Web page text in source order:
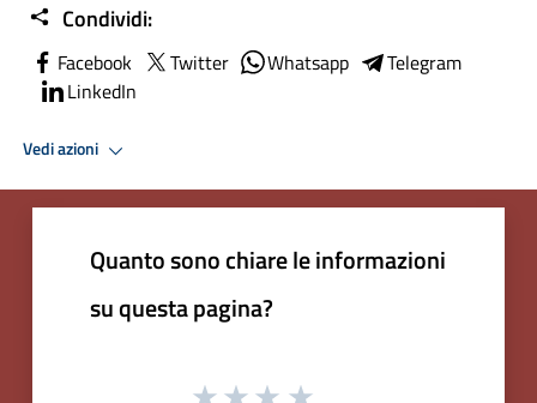
Condividi:
Facebook Twitter Whatsapp
Telegram
LinkedIn
Vedi azioni
Quanto sono chiare le informazioni
su questa pagina?